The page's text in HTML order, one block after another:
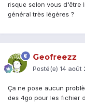
risque selon vous d'être
général très légères ?
Geofreezz
Posté(e) 14 août
Ça ne pose aucun
des 4go pour les fichier